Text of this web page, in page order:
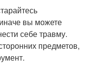
вы можете
себе травму.
предметов,